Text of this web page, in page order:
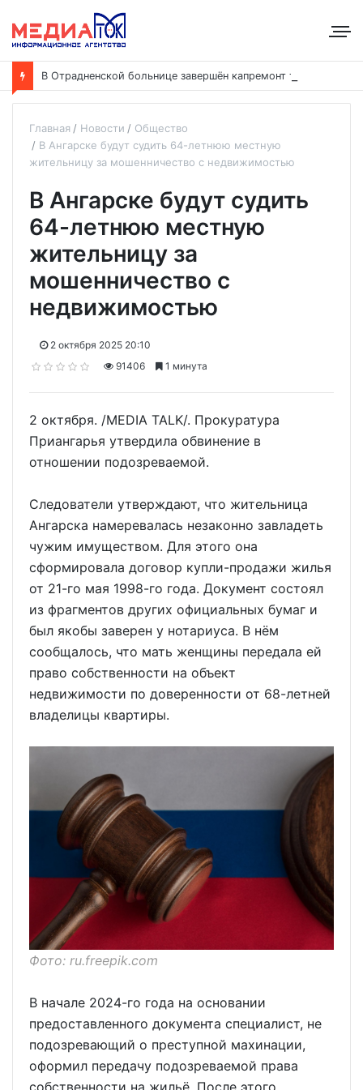
Главная Новости
Общество
В Ангарске будут судить 64-летнюю местную
жительницу за мошенничество с недвижимостью
В Ангарске будут судить
64-летнюю местную
жительницу за
мошенничество с
недвижимостью
2 октября 2025 20:10
91406
1 минута
2 октября. /MEDIA TALK/. Прокуратура
Приангарья утвердила обвинение в
отношении подозреваемой.
Следователи утверждают, что жительница
Ангарска намеревалась незаконно завладеть
чужим имуществом. Для этого она
сформировала договор купли-продажи жилья
от 21-го мая 1998-го года. Документ состоял
из фрагментов других официальных бумаг и
был якобы заверен у нотариуса. В нём
сообщалось, что мать женщины передала ей
право собственности на объект
недвижимости по доверенности от 68-летней
владелицы квартиры.
Фото: ru.freepik.com
В начале 2024-го года на основании
предоставленного документа специалист, не
подозревающий о преступной махинации,
оформил передачу подозреваемой права
собственности на жильё. После этого